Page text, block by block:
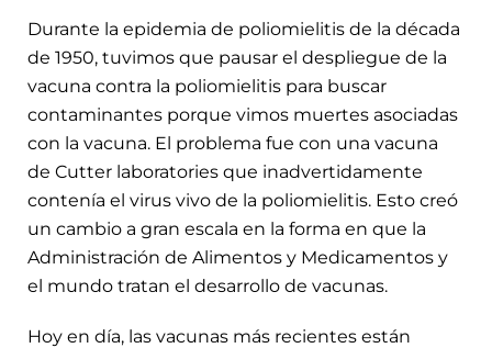
Durante la epidemia de poliomielitis de la década
de 1950, tuvimos que pausar el despliegue de la
vacuna contra la poliomielitis para buscar
contaminantes porque vimos muertes asociadas
con la vacuna. El problema fue con una vacuna
de Cutter laboratories que inadvertidamente
contenía el virus vivo de la poliomielitis. Esto creó
un cambio a gran escala en la forma en que la
Administración de Alimentos y Medicamentos y
el mundo tratan el desarrollo de vacunas.
Hoy en día, las vacunas más recientes están